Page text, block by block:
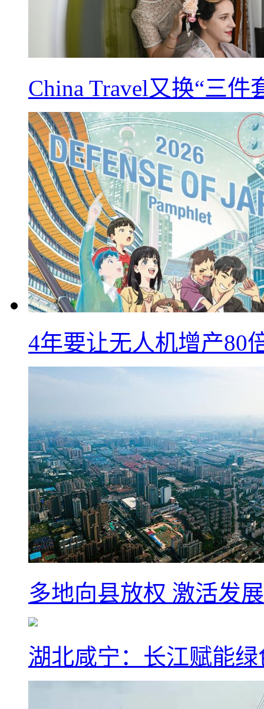
China Travel又换“三
4年要让无人机增产80
多地向县放权 激活发
湖北咸宁：长江赋能